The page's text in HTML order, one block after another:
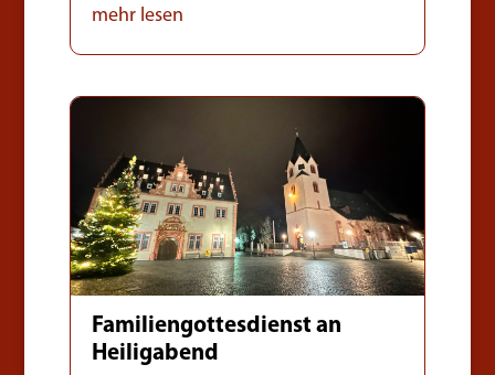
mehr lesen
Familiengottesdienst an
Heiligabend